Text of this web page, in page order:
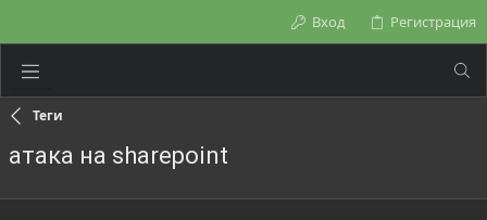
Вход Регистрация
Теги
атака на sharepoint